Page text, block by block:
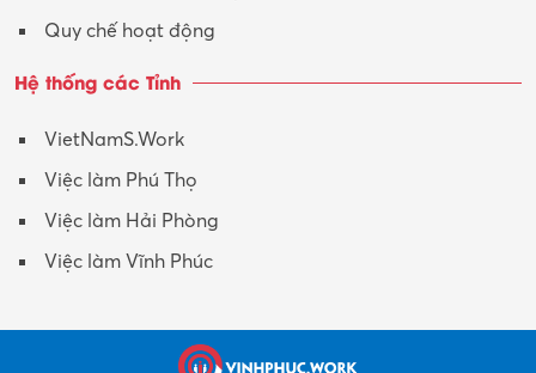
Quy chế hoạt động
Hệ thống các Tỉnh
VietNamS.Work
Việc làm Phú Thọ
Việc làm Hải Phòng
Việc làm Vĩnh Phúc